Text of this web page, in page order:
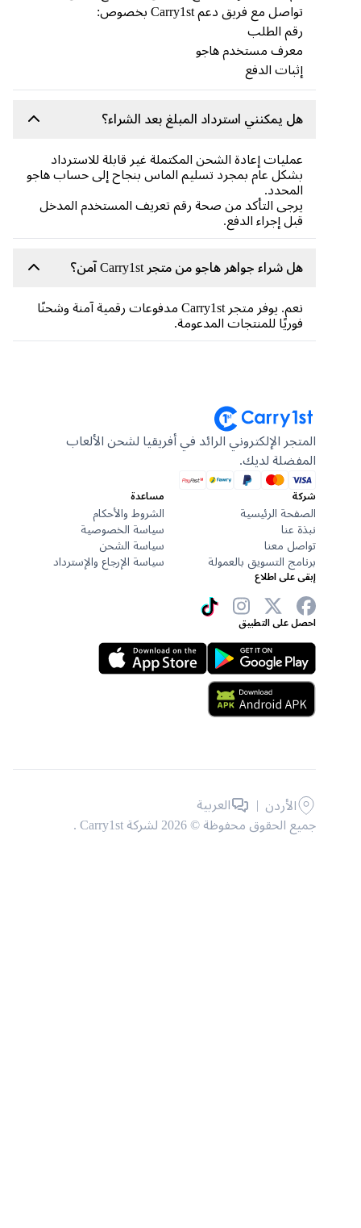
تواصل مع فريق دعم Carry1st بخصوص:
رقم الطلب
معرف مستخدم هاجو
إثبات الدفع
هل يمكنني استرداد المبلغ بعد الشراء؟
عمليات إعادة الشحن المكتملة غير قابلة للاسترداد
بشكل عام بمجرد تسليم الماس بنجاح إلى حساب هاجو
المحدد.
يرجى التأكد من صحة رقم تعريف المستخدم المدخل
قبل إجراء الدفع.
هل شراء جواهر هاجو من متجر Carry1st آمن؟
نعم. يوفر متجر Carry1st مدفوعات رقمية آمنة وشحنًا
فوريًا للمنتجات المدعومة.
المتجر الإلكتروني الرائد في أفريقيا لشحن الألعاب
المفضلة لديك.
الصفحة الرئيسية
نبذة عنا
تواصل معنا
برنامج التسويق بالعمولة
مساعدة
الشروط والأحكام
سياسة الخصوصية
سياسة الشحن
سياسة الإرجاع والإسترداد
إبقى على اطلاع
احصل على التطبيق
جميع الحقوق محفوظة © 2026 لشركة Carry1st .
الأردن | العربية